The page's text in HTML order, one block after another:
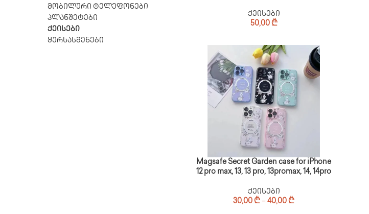
მობილური ტელეფონები
პლანშეტები
ქეისები
ყურსასმენები
ქეისები
50,00 ₾
Magsafe Secret Garden case for iPhone
12 pro max, 13, 13 pro, 13promax, 14, 14pro
ქეისები
30,00₾ – 40,00₾